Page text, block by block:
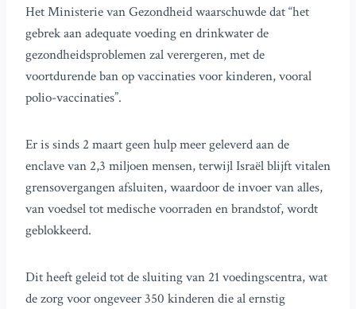
Het Ministerie van Gezondheid waarschuwde dat “het
gebrek aan adequate voeding en drinkwater de
gezondheidsproblemen zal verergeren, met de
voortdurende ban op vaccinaties voor kinderen, vooral
polio-vaccinaties”.
Er is sinds 2 maart geen hulp meer geleverd aan de
enclave van 2,3 miljoen mensen, terwijl Israël blijft vitalen
grensovergangen afsluiten, waardoor de invoer van alles,
van voedsel tot medische voorraden en brandstof, wordt
geblokkeerd.
Dit heeft geleid tot de sluiting van 21 voedingscentra, wat
de zorg voor ongeveer 350 kinderen die al ernstig